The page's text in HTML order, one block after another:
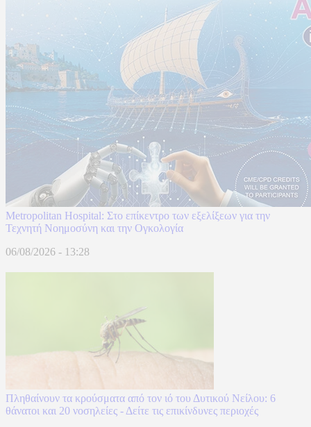
Metropolitan Hospital: Στο επίκεντρο των εξελίξεων για την
Τεχνητή Νοημοσύνη και την Ογκολογία
06/08/2026 - 13:28
Πληθαίνουν τα κρούσματα από τον ιό του Δυτικού Νείλου: 6
θάνατοι και 20 νοσηλείες - Δείτε τις επικίνδυνες περιοχές